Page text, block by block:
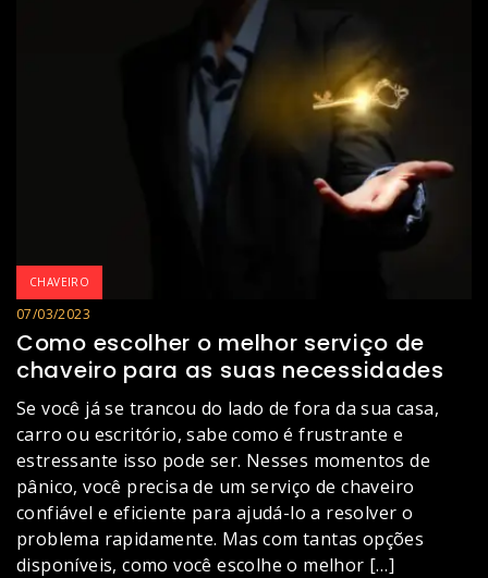
CHAVEIRO
07/03/2023
Como escolher o melhor serviço de
chaveiro para as suas necessidades
Se você já se trancou do lado de fora da sua casa,
carro ou escritório, sabe como é frustrante e
estressante isso pode ser. Nesses momentos de
pânico, você precisa de um serviço de chaveiro
confiável e eficiente para ajudá-lo a resolver o
problema rapidamente. Mas com tantas opções
disponíveis, como você escolhe o melhor […]